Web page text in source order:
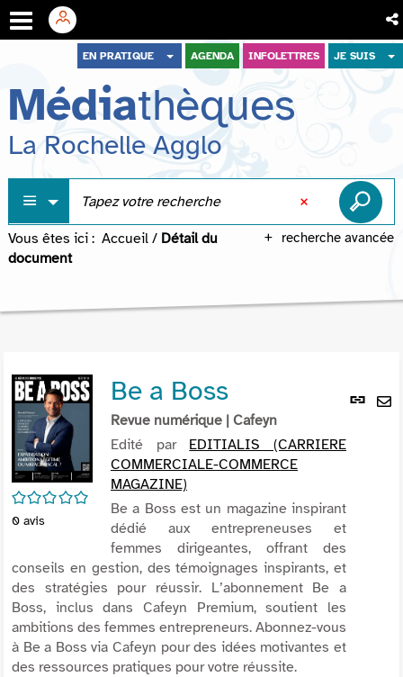
menu
contenu
recherche
EN PRATIQUE AGENDA INFOLETTRES JE SUIS
Médiathèques
La Rochelle Agglo
recherche avancée
Vous êtes ici : Accueil / Détail du
document
Lien
/5
0 avis
Be a Boss
Revue numérique | Cafeyn
Edité par EDITIALIS (CARRIERE
COMMERCIALE-COMMERCE
MAGAZINE)
Be a Boss est un magazine inspirant
dédié aux entrepreneuses et
femmes dirigeantes, offrant des
conseils en gestion, des témoignages inspirants, et
des stratégies pour réussir. L’abonnement Be a
Boss, inclus dans Cafeyn Premium, soutient les
ambitions des femmes entrepreneurs. Abonnez-vous
à Be a Boss via Cafeyn pour des idées motivantes et
des ressources pratiques pour votre réussite.